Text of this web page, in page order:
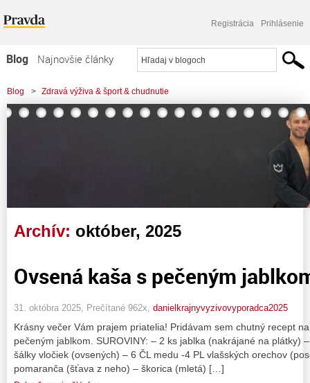
Registrácia Prihlásenie
Blog
Najnovšie články
Najčítanejšie články
Najkomentovanejšie články
Blog > Zdravá výživa & šport & chudnutie
Archív: október, 2025
Ovsená kaša s pečeným
31. októbra 2025, Prečítané 962x, danielkrajnyvyzivovyporadca2025
Krásny večer Vám prajem priatelia! Pridávam sem chutný recept
pečeným jablkom. SUROVINY: – 2 ks jablka (nakrájané na plátky)
šálky vločiek (ovsených) – 6 ČL medu -4 PL vlašských orechov
pomaranča (šťava z neho) – škorica (mletá) […]